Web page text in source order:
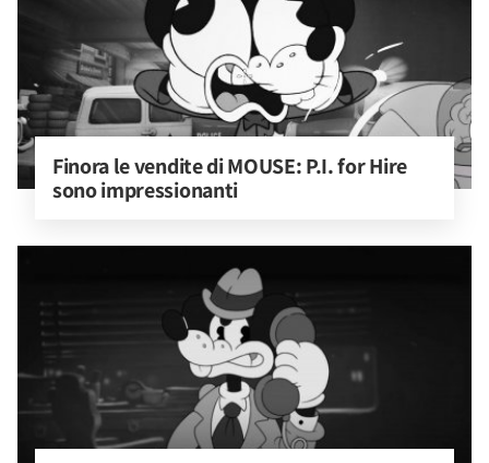
Finora le vendite di MOUSE: P.I. for Hire
sono impressionanti